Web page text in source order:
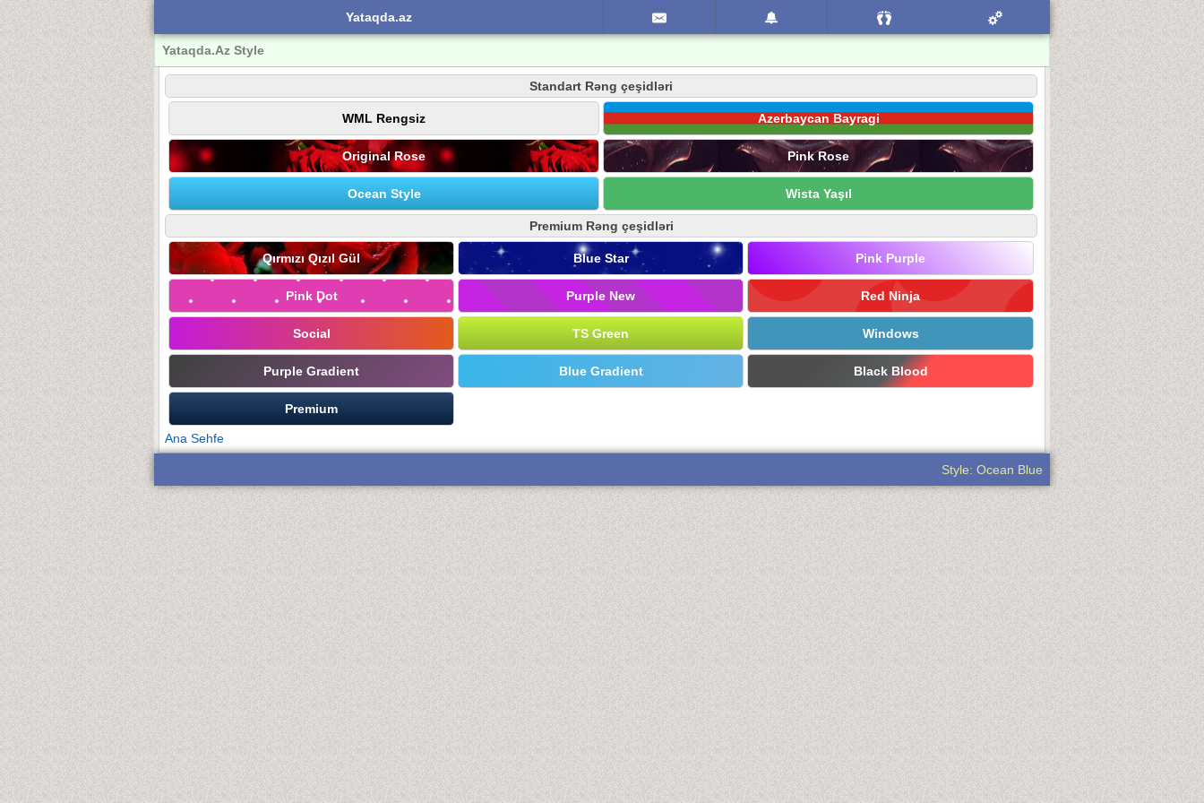
Yataqda.az
Yataqda.Az Style
Standart Rəng çeşidləri
WML Rengsiz Azerbaycan Bayragi
Original Rose Pink Rose
Ocean Style Wista Yaşıl
Premium Rəng çeşidləri
Qırmızı Qızıl Gül Blue Star Pink Purple
Pink Dot Purple New Red Ninja
Social TS Green Windows
Purple Gradient Blue Gradient Black Blood
Premium
Ana Sehfe
Style: Ocean Blue